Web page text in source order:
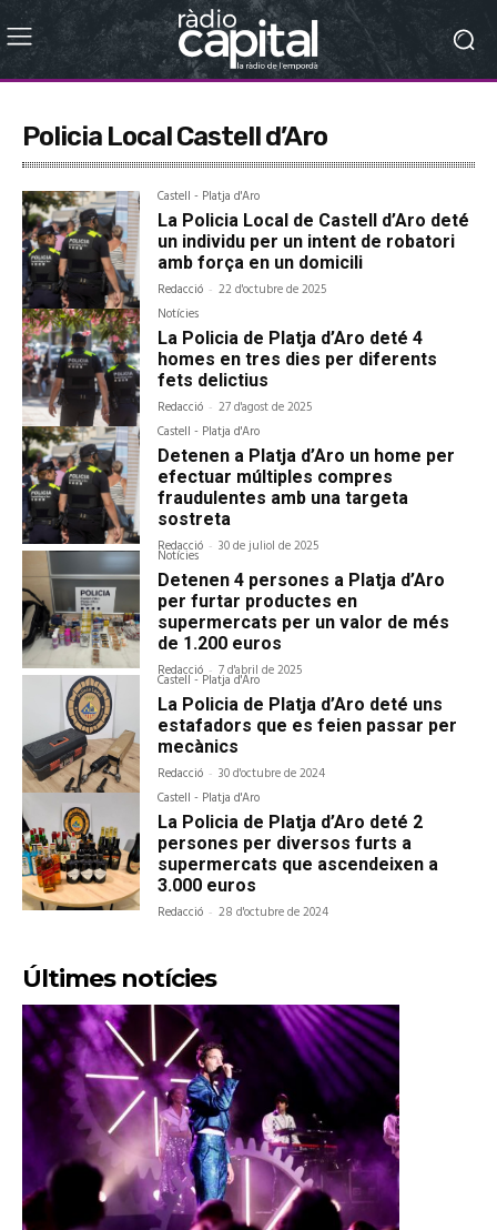
Policia Local Castell d’Aro
Castell - Platja d'Aro
La Policia Local de Castell d’Aro deté
un individu per un intent de robatori
amb força en un domicili
Redacció - 22 d'octubre de 2025
Notícies
La Policia de Platja d’Aro deté 4
homes en tres dies per diferents
fets delictius
Redacció - 27 d'agost de 2025
Castell - Platja d'Aro
Detenen a Platja d’Aro un home per
efectuar múltiples compres
fraudulentes amb una targeta
sostreta
Redacció - 30 de juliol de 2025
Notícies
Detenen 4 persones a Platja d’Aro
per furtar productes en
supermercats per un valor de més
de 1.200 euros
Redacció - 7 d'abril de 2025
Castell - Platja d'Aro
La Policia de Platja d’Aro deté uns
estafadors que es feien passar per
mecànics
Redacció - 30 d'octubre de 2024
Castell - Platja d'Aro
La Policia de Platja d’Aro deté 2
persones per diversos furts a
supermercats que ascendeixen a
3.000 euros
Redacció - 28 d'octubre de 2024
Últimes notícies